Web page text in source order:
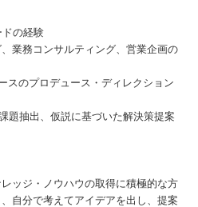
の経験
業務コンサルティング、営業企画の
スのプロデュース・ディレクション
題抽出、仮説に基づいた解決策提案
ッジ・ノウハウの取得に積極的な方
自分で考えてアイデアを出し、提案